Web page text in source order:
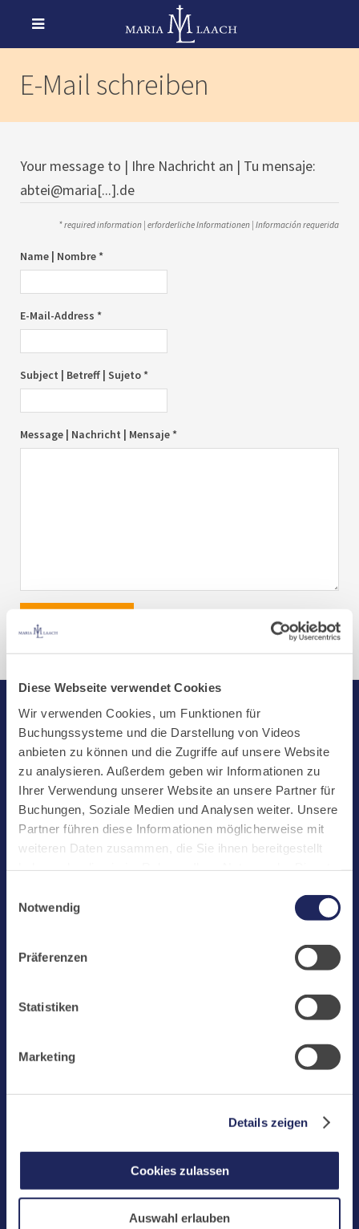
Diese Webseite verwendet Cookies
Wir verwenden Cookies, um Funktionen für
Buchungssysteme und die Darstellung von Videos
anbieten zu können und die Zugriffe auf unsere Website
zu analysieren. Außerdem geben wir Informationen zu
Ihrer Verwendung unserer Website an unsere Partner für
Buchungen, Soziale Medien und Analysen weiter. Unsere
Partner führen diese Informationen möglicherweise mit
weiteren Daten zusammen, die Sie ihnen bereitgestellt
challenges.cloudflare.com: Wir verwenden das online
Buchungssystem MEWS in unserem Hotel und unserem
übermittelt. Cookies von eu5.bookingkit.de: Wir
Buchungen von Bibliotheks- und Klosterführungen. Um
Buchungen durchführen zu können akzeptieren Sie bitte
Notwendig
Präferenzen
Statistiken
Marketing
Details zeigen
Cookies zulassen
Auswahl erlauben
E-Mail schreiben
Your message to | Ihre Nachricht an | Tu mensaje:
abtei@maria[...].de
* required information | erforderliche Informationen | Información requerida
Name | Nombre *
E-Mail-Address *
Subject | Betreff | Sujeto *
Message | Nachricht | Mensaje *
Start
Aktuelles
Kloster
Klosterbetriebe
Spenden
Laacher See
Jobs
Fax: +49 (0) 2652 59-359
www.maria-laach.de